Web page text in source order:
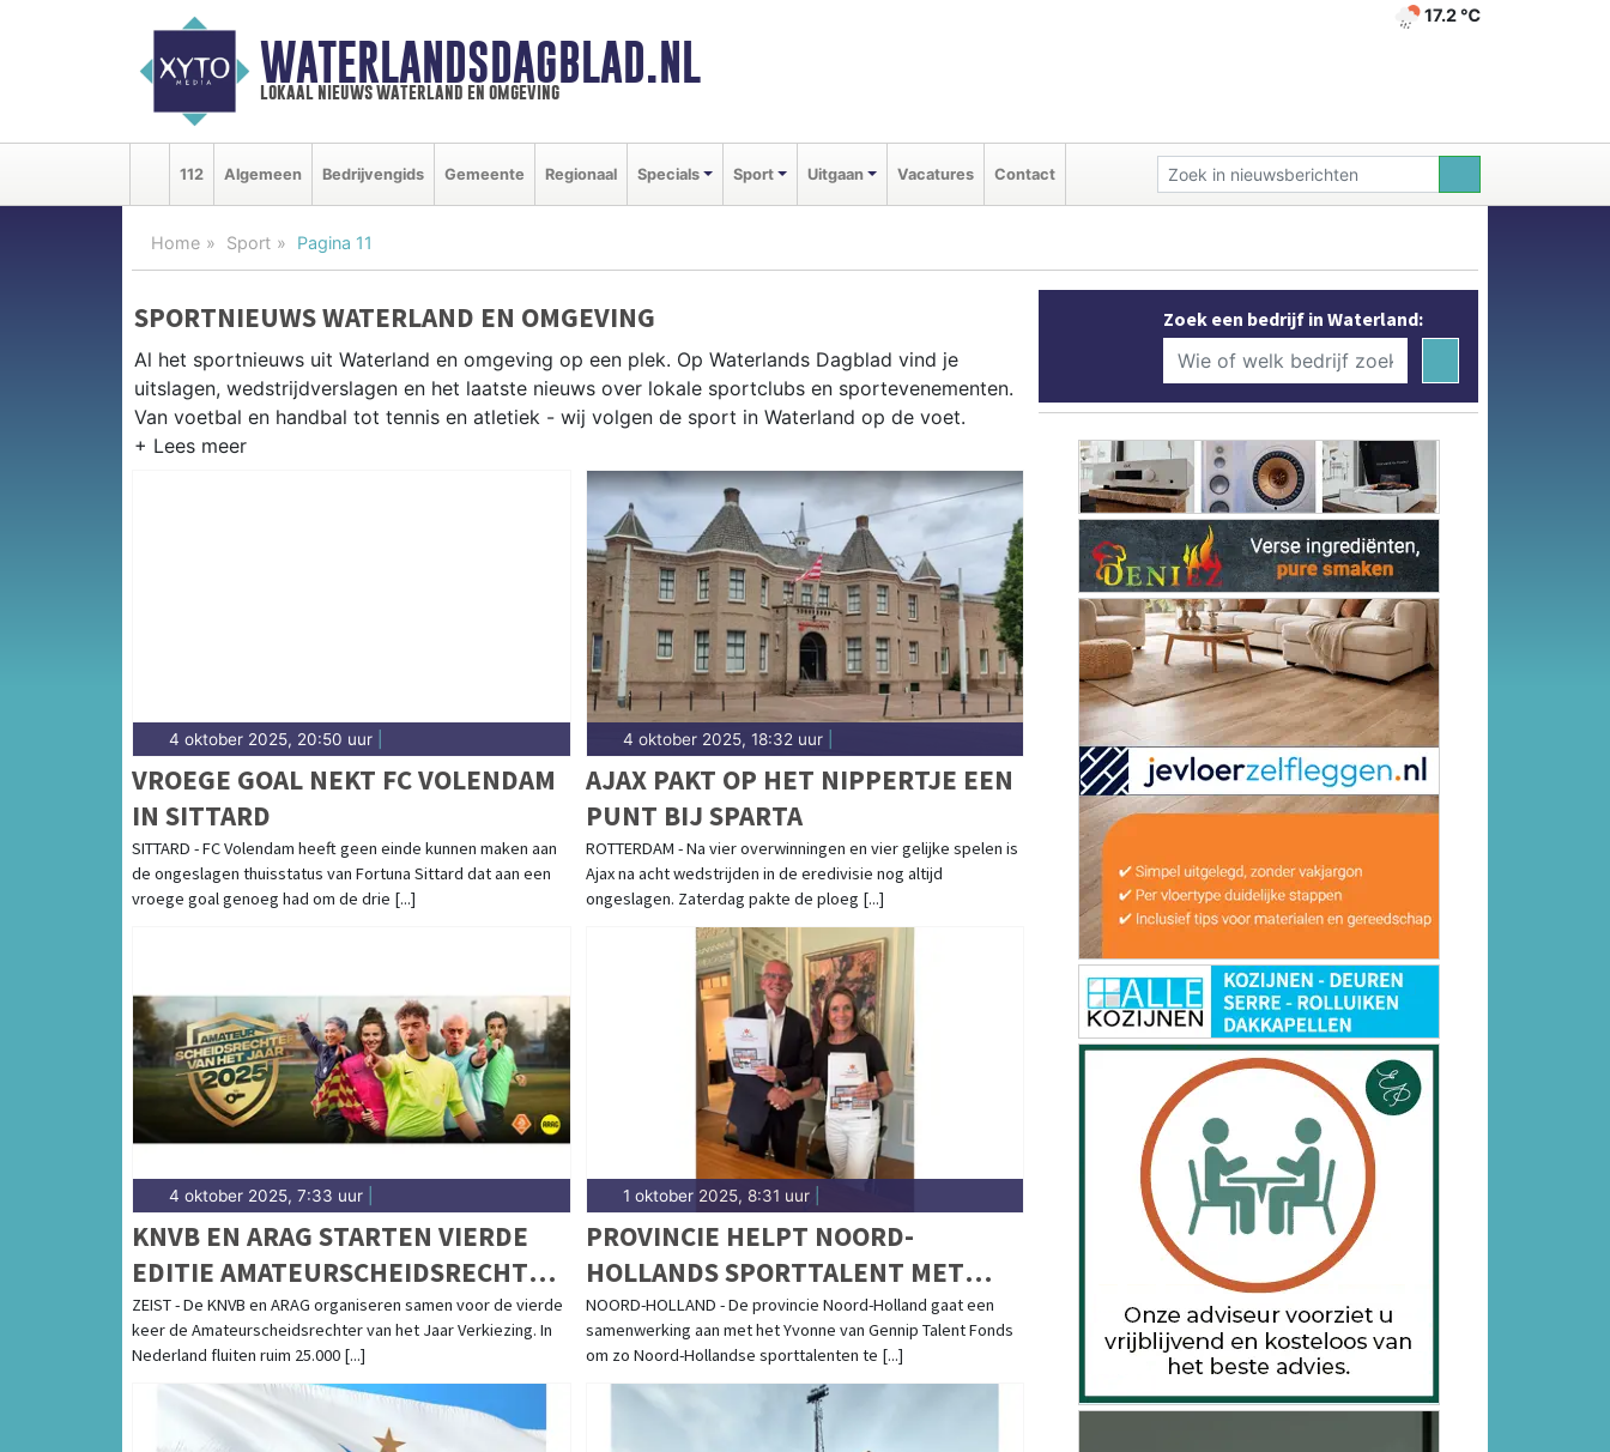
WATERLANDSDAGBLAD.NL
lokaal nieuws waterland en omgeving
17.2 ℃
112 Algemeen Bedrijvengids Gemeente Regionaal Specials Sport Uitgaan Vacatures Contact
Home Sport Pagina 11
SPORTNIEUWS WATERLAND EN OMGEVING
Al het sportnieuws uit Waterland en omgeving op een plek. Op Waterlands Dagblad vind je
uitslagen, wedstrijdverslagen en het laatste nieuws over lokale sportclubs en sportevenementen.
Van voetbal en handbal tot tennis en atletiek - wij volgen de sport in Waterland op de voet.
Van VV Monnickendam en SV Broek in Waterland tot zeilen op het Markermeer en fietsen door
het groene Waterlandse polderlandschap — sport in Waterland past bij de natuur. Blijf op de
hoogte van alle sportieve uitslagen en prestaties in Waterland.
4 oktober 2025, 20:50 uur
VROEGE GOAL NEKT FC VOLENDAM
IN SITTARD
SITTARD - FC Volendam heeft geen einde kunnen maken aan
de ongeslagen thuisstatus van Fortuna Sittard dat aan een
vroege goal genoeg had om de drie [...]
4 oktober 2025, 18:32 uur|
AJAX PAKT OP HET NIPPERTJE EEN
PUNT BIJ SPARTA
ROTTERDAM - Na vier overwinningen en vier gelijke spelen is
Ajax na acht wedstrijden in de eredivisie nog altijd
ongeslagen. Zaterdag pakte de ploeg [...]
4 oktober 2025, 7:33 uur
KNVB EN ARAG STARTEN VIERDE
EDITIE AMATEURSCHEIDSRECHTER
VAN HET JAAR VERKIEZING
ZEIST - De KNVB en ARAG organiseren samen voor de vierde
keer de Amateurscheidsrechter van het Jaar Verkiezing. In
Nederland fluiten ruim 25.000 [...]
1 oktober 2025, 8:31 uur|
PROVINCIE HELPT NOORD-
HOLLANDS SPORTTALENT MET
SAMENWERKING YVONNE VAN
GENNIP TALENT FONDS
NOORD-HOLLAND - De provincie Noord-Holland gaat een
samenwerking aan met het Yvonne van Gennip Talent Fonds
om zo Noord-Hollandse sporttalenten te [...]
Zoek een bedrijf in Waterland: